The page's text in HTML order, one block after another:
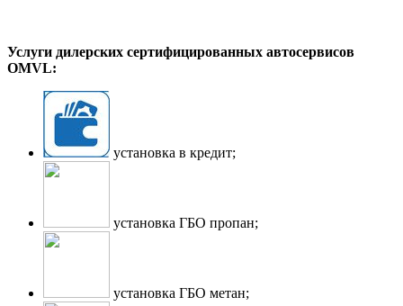
Услуги дилерских сертифицированных автосервисов
OMVL:
установка в кредит;
установка ГБО пропан;
установка ГБО метан;